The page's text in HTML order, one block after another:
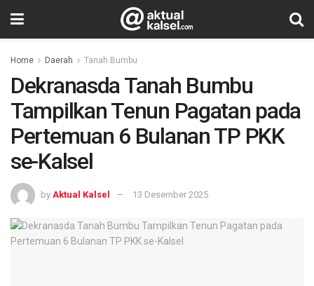
Home Daerah Tanah Bumbu
Dekranasda Tanah Bumbu
Tampilkan Tenun Pagatan pada
Pertemuan 6 Bulanan TP PKK
se-Kalsel
by Aktual Kalsel 13 Desember 2025